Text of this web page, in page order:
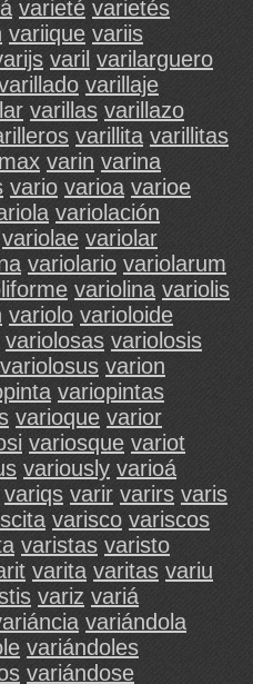
varieté varietés
variique variis
varil varilarguero
varillaje
varillas varillazo
varillita varillitas
varin varina
vario varioa varioe
variolación
variolae variolar
variolario variolarum
variolina variolis
variolo varioloide
variolosas variolosis
variolosus varion
variopintas
varioque varior
variosque variot
variously varioá
variqs varir varirs varis
varisco variscos
varistas varisto
varita varitas variu
variz variá
variándola
variándoles
variándose